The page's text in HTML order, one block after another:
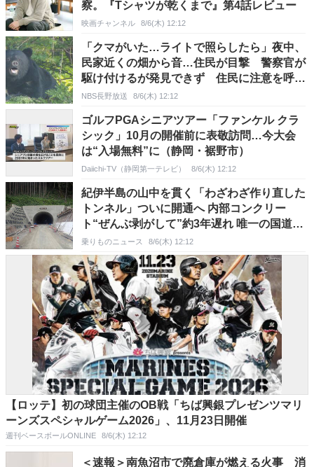
察。『Tシャツが乾くまで』第4話レビュー
映画チャンネル 8/6(木) 12:12
「クマがいた…ライトで照らしたら」夜中、
民家近くの畑から音…住民が目撃 警察官が
駆け付けるが発見できず 住民に注意を呼び
かける 長野・安曇野市
NBS長野放送 8/6(木) 12:12
ゴルフPGAシニアツアー「ファンケル クラ
シック」10月の開催前に表敬訪問…今大会
は“入場無料”に（静岡・裾野市）
Daiichi-TV（静岡第一テレビ） 8/6(木) 12:12
紀伊半島の山中を貫く「わざわざ作り直した
トンネル」ついに開通へ 内部コンクリー
ト“ぜんぶ剥がして”約3年遅れ 唯一の国道の
代替路に
乗りものニュース 8/6(木) 12:12
【ロッテ】初の球団主催のOB戦「ちば興銀プレゼンツマリ
ーンズスペシャルゲーム2026」、11月23日開催
週刊ベースボールONLINE 8/6(木) 12:12
＜速報＞南魚沼市で廃倉庫が燃える火事 消